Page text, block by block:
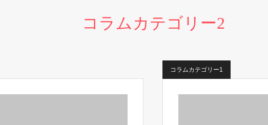
コラムカテゴリー2
コラムカテゴリー1